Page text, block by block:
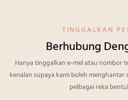
TINGGALKAN
Berhubung
Hanya tinggalkan e-mel atau nombor
kenalan supaya kami boleh
pelbagai reka